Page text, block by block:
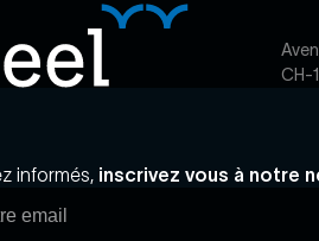
CH-
informés, inscrivez vous à notre